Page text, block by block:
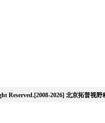
Reserved.[2008-2026] 北京拓普视